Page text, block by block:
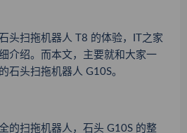
头扫拖机器人 T8 的体验，IT之家
介绍。而本文，主要就和大家一
石头扫拖机器人 G10S。
的扫拖机器人，石头 G10S 的整